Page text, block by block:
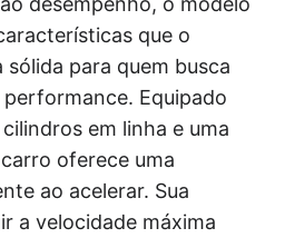
que o
para quem busca
Equipado
em linha e uma
oferece uma
ao acelerar. Sua
a velocidade máxima